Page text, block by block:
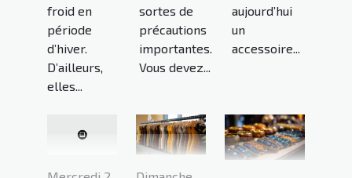
froid en
période
d’hiver.
D’ailleurs,
elles...
sortes de
précautions
importantes.
Vous devez...
aujourd’hui
un
accessoire...